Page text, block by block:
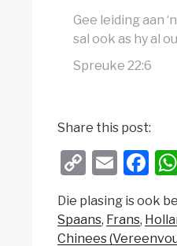
Gee leiding aan
sal ook as hy al
Spreuke 22:6
Share this post:
C
o
p
y
E
m
ail
F
a
c
e
Die plasing is ook
Spaans Frans
Chinees